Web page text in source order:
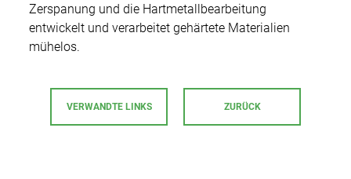
Luft- und Raumfahrt
Werkzeug/Formenbau
Anwendungstechnik
Schulungen
Unternehmen
Matsuura Machinery Corporation
Showroom
Karriere
Presse
Kontakt
Zerspanung und die Hartmetallbearbeitung
entwickelt und verarbeitet gehärtete Materialien
mühelos.
VERWANDTE LINKS ZURÜCK